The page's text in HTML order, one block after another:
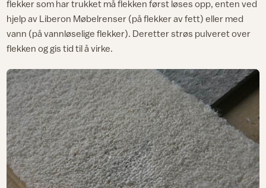
flekker som har trukket må flekken først løses opp, enten ved
hjelp av Liberon Møbelrenser (på flekker av fett) eller med
vann (på vannløselige flekker). Deretter strøs pulveret over
flekken og gis tid til å virke.